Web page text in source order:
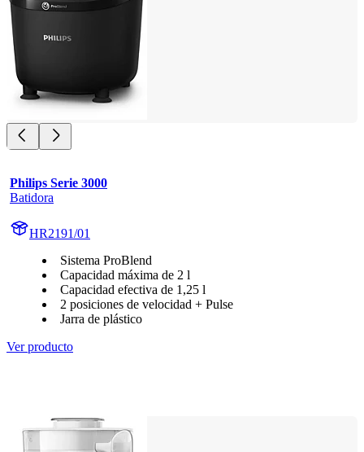
Philips Serie 3000
Batidora
HR2191/01
Sistema ProBlend
Capacidad máxima de 2 l
Capacidad efectiva de 1,25 l
2 posiciones de velocidad + Pulse
Jarra de plástico
Ver producto